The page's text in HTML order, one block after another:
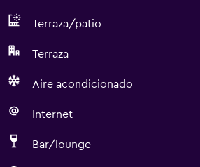
Terraza/patio
Terraza
Aire acondicionado
Internet
Bar/lounge